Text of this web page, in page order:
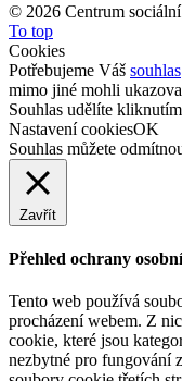
© 2026 Centrum
To top
Cookies
Potřebujeme Váš souhlas
mimo jiné mohli
Souhlas udělíte
Nastavení cookiesOK
Souhlas můžete
Zavřít
Přehled ochrany
Tento web používá
procházení webem. Z
cookie, které jsou
nezbytné pro fungování